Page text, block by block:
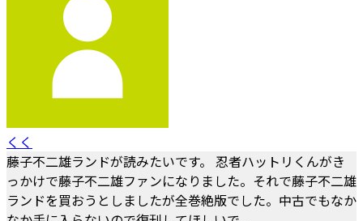
くく
藤子不二雄ランドが読みたいです。 忍者ハットリくんがき
っかけで藤子不二雄ファンになりました。それで藤子不二雄
ランドを買おうとしましたが全巻絶版でした。中古でもなか